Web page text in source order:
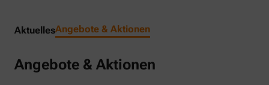
AktuellesAngebote & Aktionen
Angebote & Aktionen